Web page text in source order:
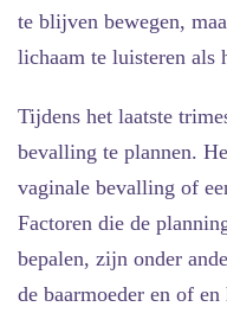
te blijven bewegen,
lichaam te luisteren als
Tijdens het laatste
bevalling te plannen.
vaginale bevalling of
Factoren die de
bepalen, zijn onder
de baarmoeder en of